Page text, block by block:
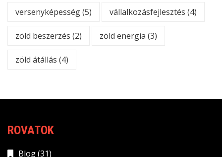
versenyképesség(5) vállalkozásfejlesztés (4)
zöld beszerzés (2) zöld energia (3)
zöld átállás (4)
ROVATOK
Blog(31)